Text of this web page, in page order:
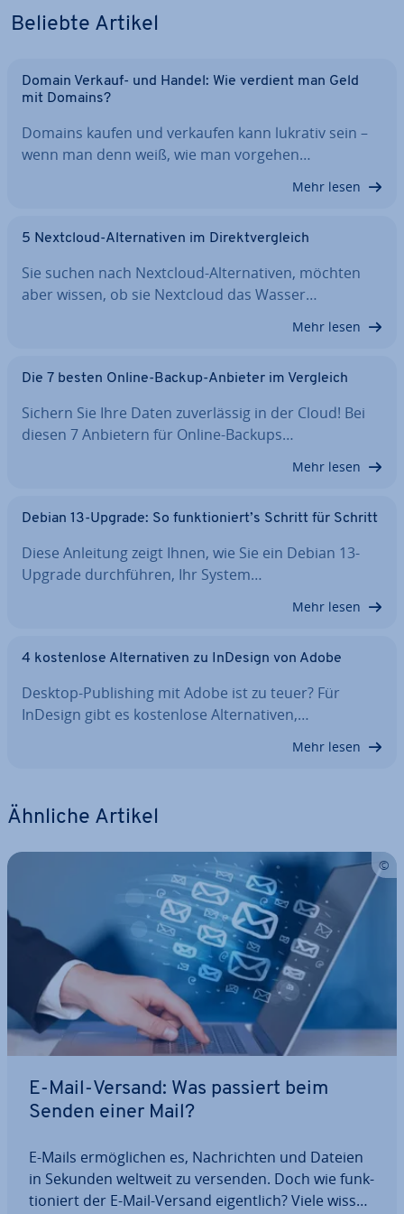
Beliebte Artikel
Domain Verkauf- und Handel: Wie verdient man Geld
mit Domains?
Domains kaufen und verkaufen kann lukrativ sein –
wenn man denn weiß, wie man vorgehen…
Mehr lesen
5 Nextcloud-Al­ter­na­ti­ven im Di­rekt­ver­gleich
Sie suchen nach Nextcloud-Al­ter­na­ti­ven, möchten
aber wissen, ob sie Nextcloud das Wasser…
Mehr lesen
Die 7 besten Online-Backup-Anbieter im Vergleich
Sichern Sie Ihre Daten zu­ver­läs­sig in der Cloud! Bei
diesen 7 Anbietern für Online-Backups…
Mehr lesen
Debian 13-Upgrade: So funk­tio­niert’s Schritt für Schritt
Diese Anleitung zeigt Ihnen, wie Sie ein Debian 13-
Upgrade durch­füh­ren, Ihr System…
Mehr lesen
4 kos­ten­lo­se Al­ter­na­ti­ven zu InDesign von Adobe
Desktop-Pu­bli­shing mit Adobe ist zu teuer? Für
InDesign gibt es kos­ten­lo­se Al­ter­na­ti­ven,…
Mehr lesen
Ähnliche Artikel
E-Mail-Versand: Was passiert beim
Senden einer Mail?
E-Mails er­mög­li­chen es, Nach­rich­ten und Dateien
in Sekunden weltweit zu versenden. Doch wie funk­
tio­niert der E-Mail-Versand ei­gent­lich? Viele wissen